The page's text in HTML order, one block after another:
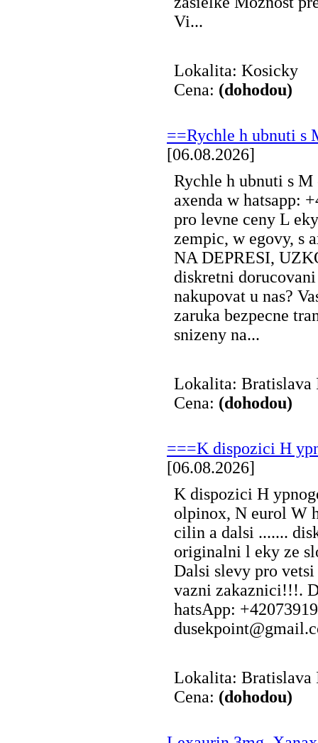
Vi...
Lokalita: Kosicky
Cena: (dohodou)
==Rychle h ubnuti s
[06.08.2026]
Rychle h ubnuti s M
axenda w hatsapp:
pro levne ceny L
zempic, w egovy, s
NA DEPRESI,
diskretni
nakupovat u nas?
zaruka bezpecne
snizeny na...
Lokalita: Bratislava
Cena: (dohodou)
===K dispozici H
[06.08.2026]
K dispozici H
olpinox, N eurol W
cilin a dalsi .......
originalni l eky ze
Dalsi slevy pro
vazni zakaznici!!!.
hatsApp:
Lokalita: Bratislava
Cena: (dohodou)